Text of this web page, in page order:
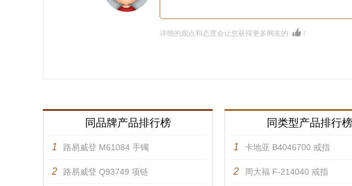
详细的观点和态度会让您获得更多网友的 ！
同品牌产品排行榜
1 路易威登 M61084 手镯
2 路易威登 Q93749 项链
同类型产品排行榜
1 卡地亚 B4046700 戒指
2 周大福 F-214040 戒指